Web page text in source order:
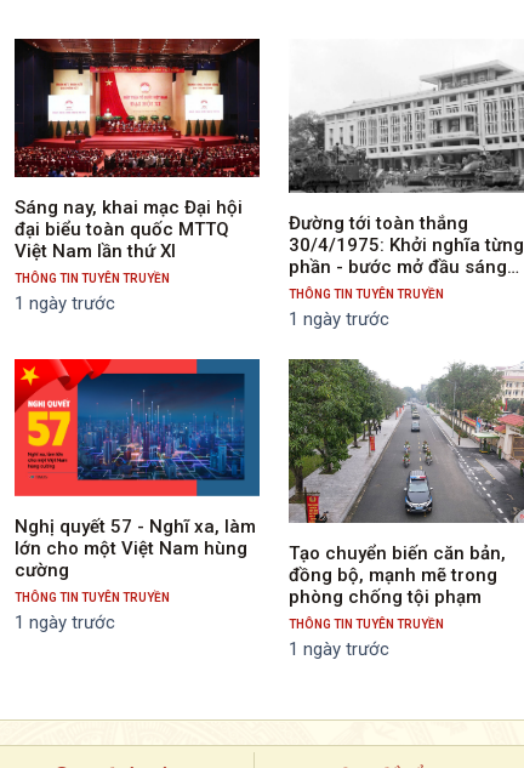
Sáng nay, khai mạc Đại hội
đại biểu toàn quốc MTTQ
Việt Nam lần thứ XI
THÔNG TIN TUYÊN TRUYỀN
1 ngày trước
Đường tới toàn thắng
30/4/1975: Khởi nghĩa từng
phần - bước mở đầu sáng
tạo
THÔNG TIN TUYÊN TRUYỀN
1 ngày trước
Nghị quyết 57 - Nghĩ xa, làm
lớn cho một Việt Nam hùng
cường
THÔNG TIN TUYÊN TRUYỀN
1 ngày trước
Tạo chuyển biến căn bản,
đồng bộ, mạnh mẽ trong
phòng chống tội phạm
THÔNG TIN TUYÊN TRUYỀN
1 ngày trước